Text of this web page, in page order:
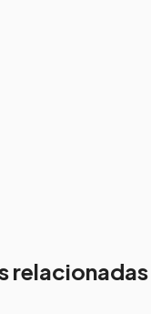
relacionadas